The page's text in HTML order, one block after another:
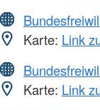
Karte: Link
Karte: Link